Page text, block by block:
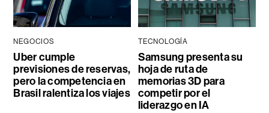
NEGOCIOS
Uber cumple
previsiones de reservas,
pero la competencia en
Brasil ralentiza los viajes
TECNOLOGÍA
Samsung presenta su
hoja de ruta de
memorias 3D para
competir por el
liderazgo en IA